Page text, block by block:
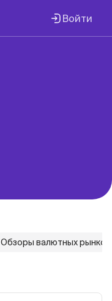
Войти
Обзоры валютных рынков